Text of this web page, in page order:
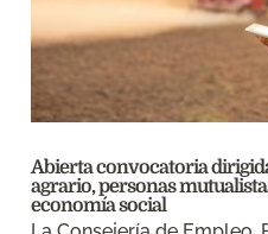
Abierta convocatoria
agrario, personas
economía social